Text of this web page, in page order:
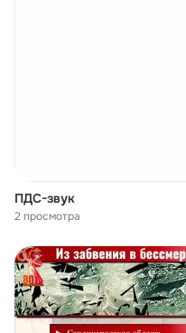
ПДС-звук
2 просмотра